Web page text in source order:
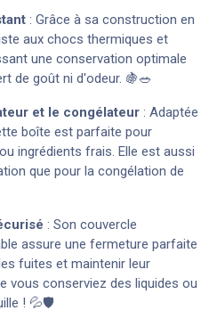
: Grâce à sa construction en
aux chocs thermiques et
une conservation optimale
de goût ni d'odeur. 🍇🥗
et le congélateur : Adaptée
boîte est parfaite pour
ingrédients frais. Elle est aussi
que pour la congélation de
: Son couvercle
assure une fermeture parfaite
fuites et maintenir leur
vous conserviez des liquides ou
! 💦🛡️